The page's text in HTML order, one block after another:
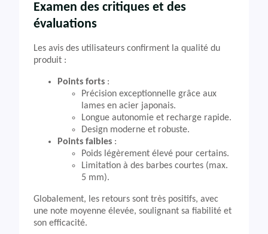
Examen des critiques et des
évaluations
Les avis des utilisateurs confirment la qualité du
produit :
Points forts :
Précision exceptionnelle grâce aux
lames en acier japonais.
Longue autonomie et recharge rapide.
Design moderne et robuste.
Points faibles :
Poids légèrement élevé pour certains.
Limitation à des barbes courtes (max.
5 mm).
Globalement, les retours sont très positifs, avec
une note moyenne élevée, soulignant sa fiabilité et
son efficacité.